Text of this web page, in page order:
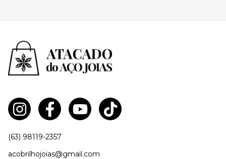
(63) 98119-2357
acobrilhojoias@gmail.com